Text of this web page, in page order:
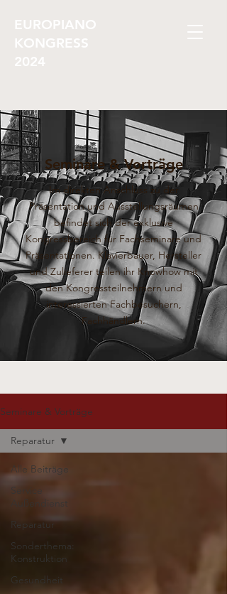
EUROPIANO
KONGRESS
2024
Seminare & Vorträge
Im direkten Anschluss zu der
Präsentation und Ausstellungsräumen
befindet sich der exklusive
Kongressbereich für Fachseminare und
Präsentationen. Klavierbauer, Hersteller
und Zulieferer teilen ihr Knowhow mit
den Kongressteilnehmern und
interessierten Fachbesuchern,
Fachhändlern.
Seminare & Vorträge
Alle Beiträge
Service
Außendienst
Reparatur
Sonderthema:
Konstruktion
Gesundheit
Reparatur